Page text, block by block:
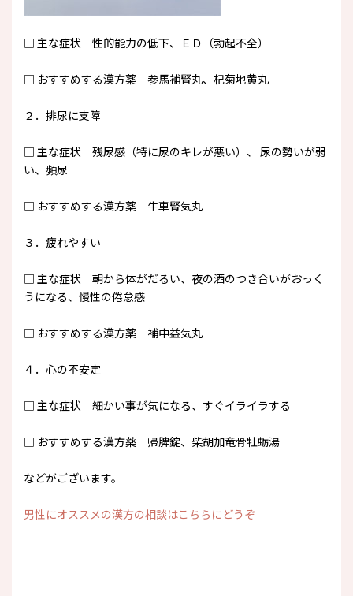
□ 主な症状 性的能力の低下、ＥＤ（勃起不全）
□ おすすめする漢方薬 参馬補腎丸、杞菊地黄丸
２．排尿に支障
□ 主な症状 残尿感（特に尿のキレが悪い）、 尿の勢いが弱
い、頻尿
□ おすすめする漢方薬 牛車腎気丸
３．疲れやすい
□ 主な症状 朝から体がだるい、夜の酒のつき合いがおっく
うになる、慢性の倦怠感
□ おすすめする漢方薬 補中益気丸
４．心の不安定
□ 主な症状 細かい事が気になる、すぐイライラする
□ おすすめする漢方薬 帰脾錠、柴胡加竜骨牡蛎湯
などがございます。
男性にオススメの漢方の相談はこちらにどうぞ